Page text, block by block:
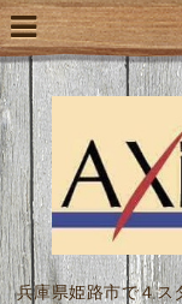
兵庫県姫路市で４ス